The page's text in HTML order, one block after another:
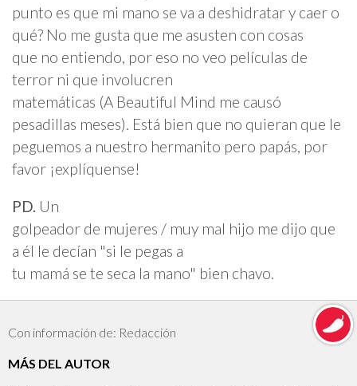
punto es que mi mano se va a deshidratar y caer o
qué? No me gusta que me asusten con cosas
que no entiendo, por eso no veo películas de
terror ni que involucren
matemáticas (A Beautiful Mind me causó
pesadillas meses). Está bien que no quieran que le
peguemos a nuestro hermanito pero papás, por
favor ¡explíquense!
PD. Un
golpeador de mujeres / muy mal hijo me dijo que
a él le decían "si le pegas a
tu mamá se te seca la mano" bien chavo.
Con información de: Redacción
MÁS DEL AUTOR